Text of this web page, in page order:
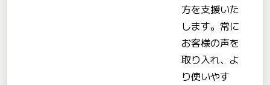
方を支援いた
します。常に
お客様の声を
取り入れ、よ
り使いやす